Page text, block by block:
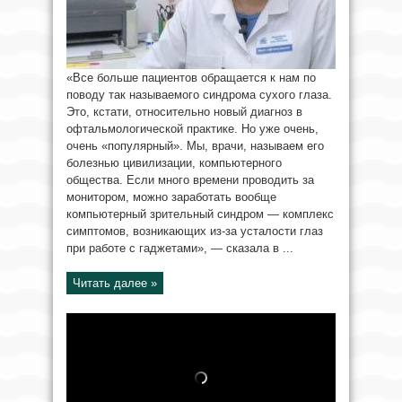
«Все больше пациентов обращается к нам по
поводу так называемого синдрома сухого глаза.
Это, кстати, относительно новый диагноз в
офтальмологической практике. Но уже очень,
очень «популярный». Мы, врачи, называем его
болезнью цивилизации, компьютерного
общества. Если много времени проводить за
монитором, можно заработать вообще
компьютерный зрительный синдром — комплекс
симптомов, возникающих из-за усталости глаз
при работе с гаджетами», — сказала в ...
Читать далее »